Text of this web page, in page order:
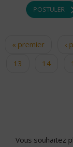
POSTULER
Pages
« premier ‹
13
14
Vous souhaitez